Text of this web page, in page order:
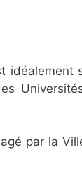
idéalement
par la